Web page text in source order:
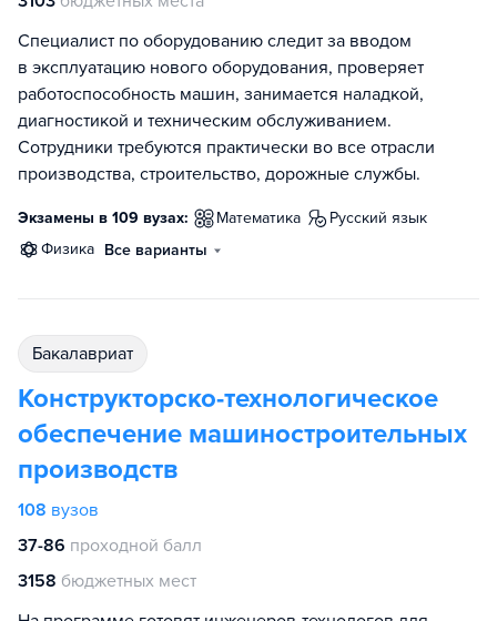
Специалист по оборудованию следит за вводом
в эксплуатацию нового оборудования, проверяет
работоспособность машин, занимается наладкой,
диагностикой и техническим обслуживанием.
Сотрудники требуются практически во все отрасли
производства, строительство, дорожные службы.
Экзамены в 109 вузах: математика
русский язык
физика Все варианты
бакалавриат
Конструкторско-технологическое
обеспечение машиностроительных
производств
108 вузов
37-86 проходной балл
3158 бюджетных мест